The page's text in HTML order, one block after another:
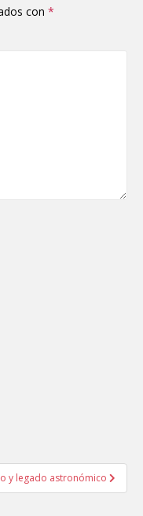
con *
y legado astronómico